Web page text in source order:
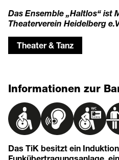
Das Ensemble „Haltlos“ ist
Theaterverein Heidelberg
Theater & Tanz
Informationen zur
Das TiK besitzt ein